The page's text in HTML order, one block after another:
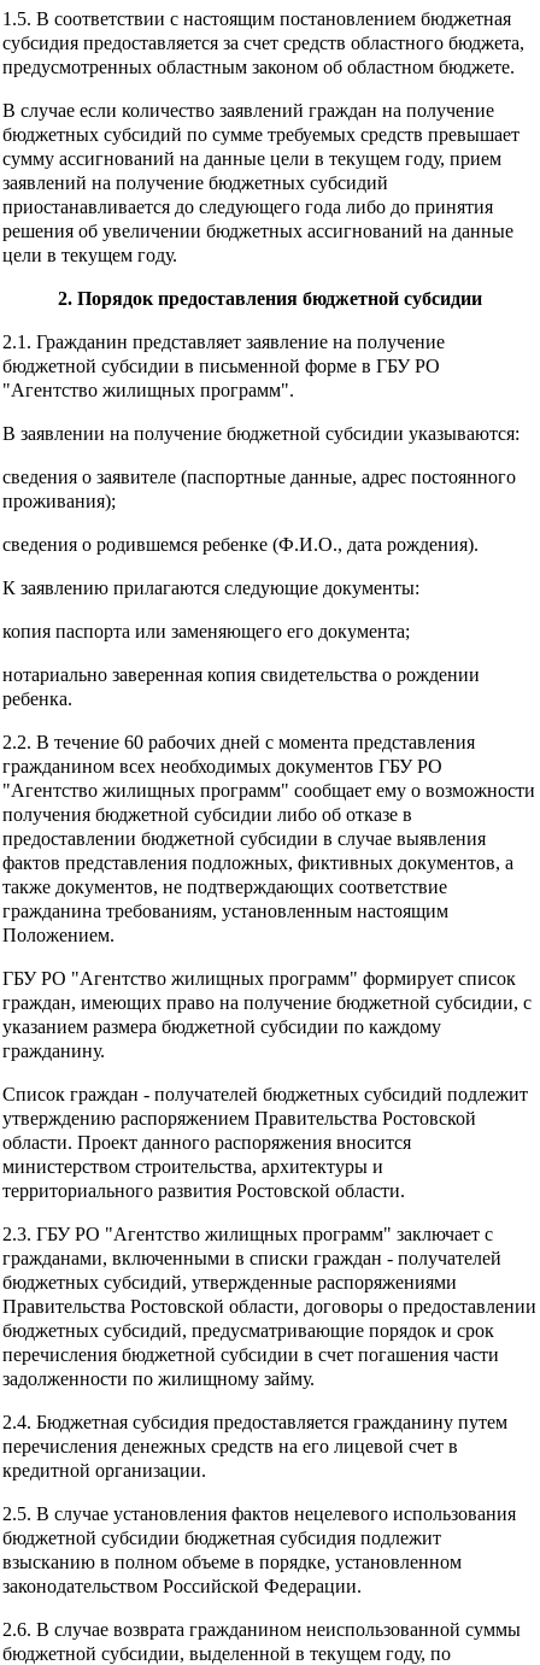
1.5. В соответствии с настоящим постановлением бюджетная
субсидия предоставляется за счет средств областного бюджета,
предусмотренных областным законом об областном бюджете.
В случае если количество заявлений граждан на получение
бюджетных субсидий по сумме требуемых средств превышает
сумму ассигнований на данные цели в текущем году, прием
заявлений на получение бюджетных субсидий
приостанавливается до следующего года либо до принятия
решения об увеличении бюджетных ассигнований на данные
цели в текущем году.
2. Порядок предоставления бюджетной субсидии
2.1. Гражданин представляет заявление на получение
бюджетной субсидии в письменной форме в ГБУ РО
"Агентство жилищных программ".
В заявлении на получение бюджетной субсидии указываются:
сведения о заявителе (паспортные данные, адрес постоянного
проживания);
сведения о родившемся ребенке (Ф.И.О., дата рождения).
К заявлению прилагаются следующие документы:
копия паспорта или заменяющего его документа;
нотариально заверенная копия свидетельства о рождении
ребенка.
2.2. В течение 60 рабочих дней с момента представления
гражданином всех необходимых документов ГБУ РО
"Агентство жилищных программ" сообщает ему о возможности
получения бюджетной субсидии либо об отказе в
предоставлении бюджетной субсидии в случае выявления
фактов представления подложных, фиктивных документов, а
также документов, не подтверждающих соответствие
гражданина требованиям, установленным настоящим
Положением.
ГБУ РО "Агентство жилищных программ" формирует список
граждан, имеющих право на получение бюджетной субсидии, с
указанием размера бюджетной субсидии по каждому
гражданину.
Список граждан - получателей бюджетных субсидий подлежит
утверждению распоряжением Правительства Ростовской
области. Проект данного распоряжения вносится
министерством строительства, архитектуры и
территориального развития Ростовской области.
2.3. ГБУ РО "Агентство жилищных программ" заключает с
гражданами, включенными в списки граждан - получателей
бюджетных субсидий, утвержденные распоряжениями
Правительства Ростовской области, договоры о предоставлении
бюджетных субсидий, предусматривающие порядок и срок
перечисления бюджетной субсидии в счет погашения части
задолженности по жилищному займу.
2.4. Бюджетная субсидия предоставляется гражданину путем
перечисления денежных средств на его лицевой счет в
кредитной организации.
2.5. В случае установления фактов нецелевого использования
бюджетной субсидии бюджетная субсидия подлежит
взысканию в полном объеме в порядке, установленном
законодательством Российской Федерации.
2.6. В случае возврата гражданином неиспользованной суммы
бюджетной субсидии, выделенной в текущем году, по